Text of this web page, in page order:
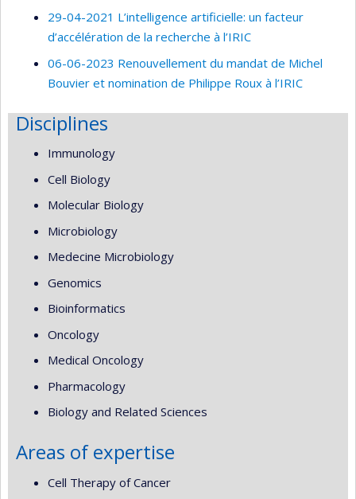
29-04-2021 L’intelligence artificielle: un facteur
d’accélération de la recherche à l’IRIC
06-06-2023 Renouvellement du mandat de Michel
Bouvier et nomination de Philippe Roux à l’IRIC
Disciplines
Immunology
Cell Biology
Molecular Biology
Microbiology
Medecine Microbiology
Genomics
Bioinformatics
Oncology
Medical Oncology
Pharmacology
Biology and Related Sciences
Areas of expertise
Cell Therapy of Cancer